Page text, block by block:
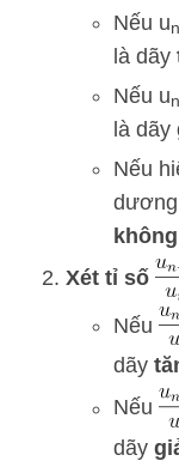
Nếu un
là dãy
Nếu un
là dãy
Nếu
Xét tỉ số
Nếu
dãy
Nếu
dãy